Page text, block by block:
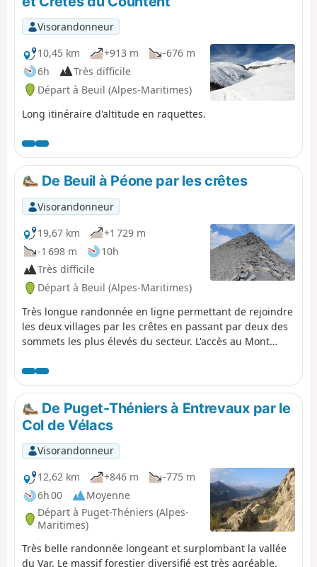
dernière descente vers le Pont d'Aygue Blanche.
Visorandonneur
10,45 km
+913 m
-676 m
6h
Très difficile
Départ à Beuil (Alpes-Maritimes)
Long itinéraire d'altitude en raquettes.
De Beuil à Péone par les crêtes
Visorandonneur
19,67 km
+1 729 m
-1 698 m
10h
Très difficile
Départ à Beuil (Alpes-Maritimes)
Très longue randonnée en ligne permettant de rejoindre
les deux villages par les crêtes en passant par deux des
sommets les plus élevés du secteur. L'accès au Mont
pour évoluer dans des pierriers très glissants. Une partie
non négligeable du parcours se situe hors sentier. Vous
êtes dans le Parc National du Mercantour, il y a une
réglementation à respecter sous peine d'amende
pouvant s'élever jusqu'à 1500 €, voir les informations
pratiques.
De Puget-Théniers à Entrevaux par le
Col de Vélacs
Visorandonneur
12,62 km
+846 m
-775 m
6h 00
Moyenne
Départ à Puget-Théniers (Alpes-
Maritimes)
Très belle randonnée longeant et surplombant la vallée
du Var. Le massif forestier diversifié est très agréable.